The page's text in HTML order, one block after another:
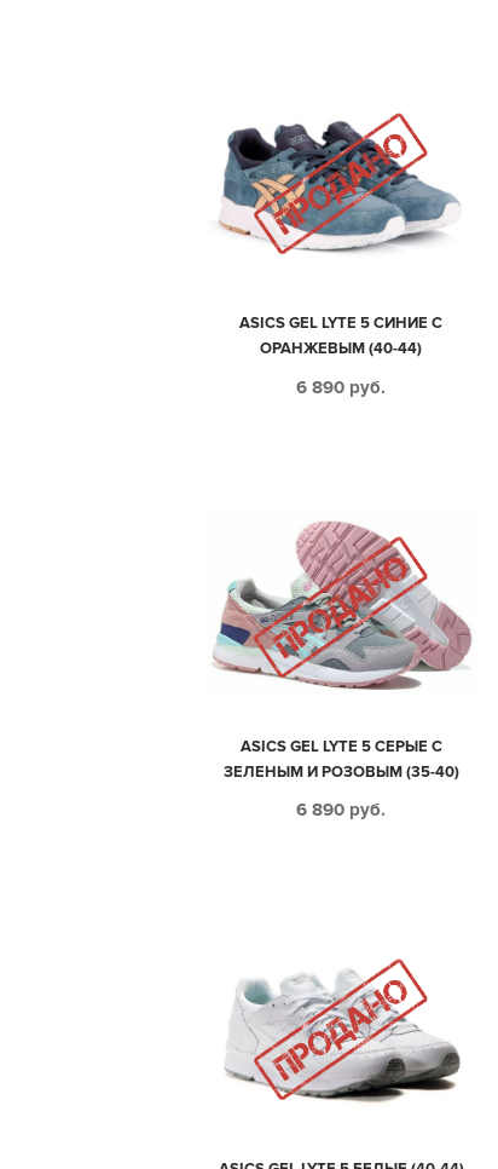
ASICS GEL LYTE 5 СИНИЕ С
ОРАНЖЕВЫМ (40-44)
6 890 руб.
ASICS GEL LYTE 5 СЕРЫЕ С
ЗЕЛЕНЫМ И РОЗОВЫМ (35-40)
6 890 руб.